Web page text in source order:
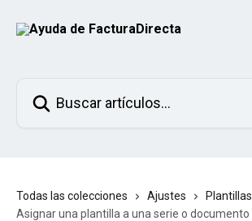
Todas las colecciones Ajustes
Plantillas
Asignar una plantilla a una serie o documento